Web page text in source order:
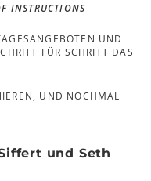
INSTRUCTIONS
UND
FÜR SCHRITT DAS
UND NOCHMAL
und Seth